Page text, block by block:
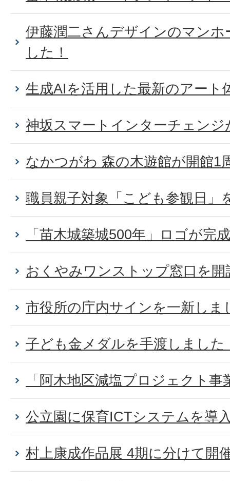
伊藤潤二さんデザインのマン
した！
生成AIを活用した最新のアート
神坂スマートインターチェン
なかつがわ 森の木遊館が開館1
職員親子対象「こども参観日」
「苗木城築城500年」ロゴが完
おくやみワンストップ窓口を
市役所の庁内サインを一新しま
子ども金メダルを手渡しました
「阿木地区減塩プロジェクト
公立園に保育ICTシステムを導
村上康成作品展 4期に分けて開